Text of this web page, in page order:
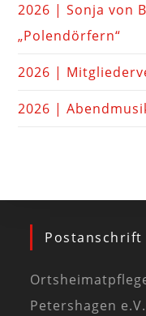
2026 | Sonja von
„Polendörfern“
2026 |
2026 |
Postanschrift
Petershagen e.V.